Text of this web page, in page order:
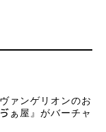
ァンゲリオンのお
ぁ屋』がバーチャ